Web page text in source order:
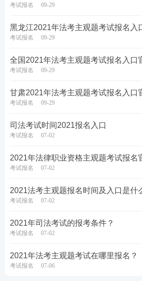
考试报名 09-29
黑龙江2021年法考主观题考试报名入
考试报名 09-29
全国2021年法考主观题考试报名入口
考试报名 09-29
甘肃2021年法考主观题考试报名入口
考试报名 09-29
司法考试时间2021报名入口
考试报名 07-02
2021年法律职业资格主观题考试报名
考试报名 07-02
2021法考主观题报名时间及入口是什
考试报名 07-02
2021年司法考试的报考条件？
考试报名 07-02
2021年法考主观题考试在哪里报名？
考试报名 07-06